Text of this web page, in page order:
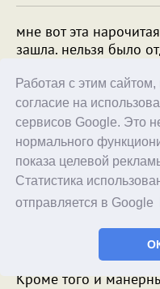
Работая с этим
согласие на
сервисов Google. Это
нормального
показа целевой
Статистика
отправляется в Google
мне вот эта
зашла. нельзя было
10:03
нам фильм зашел, но
да, есть вопросы.
белым сейчас
портретное
видать гримеры что-
Кроме того и